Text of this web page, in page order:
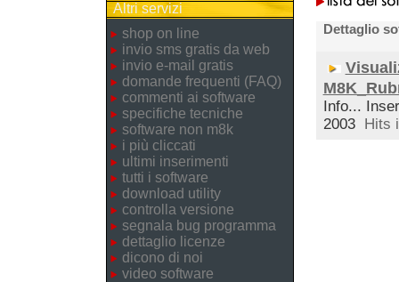
Altri servizi
shop on line
invio sms gratis da web
invio e-mail gratis
domande frequenti (FAQ)
commenti ai software
specifiche tecniche
software non m8k
i più cliccati
ultimi inserimenti
tutti i software
download utility
controlla versione
segnala bug programma
dettaglio licenze
dicono di noi
video software
Dettaglio
Info...
2003
Hits